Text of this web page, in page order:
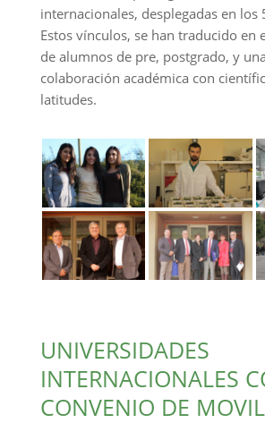
internacionales, desplegadas en los
Estos vínculos, se han traducido en
de alumnos de pre, postgrado, y
colaboración académica con
latitudes.
UNIVERSIDADES
INTERNACIONALES
CONVENIO DE